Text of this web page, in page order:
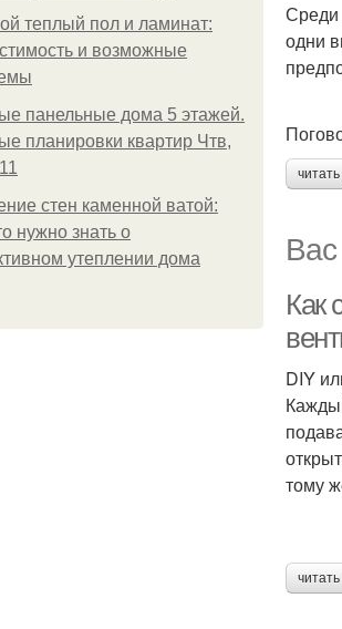
теплый пол и ламинат:
и возможные
панельные дома 5 этажей.
планировки квартир Чтв,
стен каменной ватой:
нужно знать о
утеплении дома
Среди
одни
Как
DIY
тому